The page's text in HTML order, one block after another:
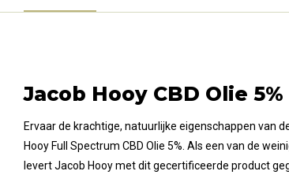
Jacob Hooy CBD Olie 5%
Ervaar de krachtige, natuurlijke eigenschappen van
Hooy Full Spectrum CBD Olie 5%. Als een van de
levert Jacob Hooy met dit gecertificeerde product